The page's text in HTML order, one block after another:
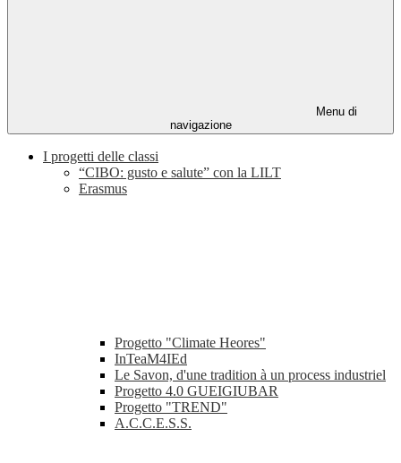
Menu di
navigazione
I progetti delle classi
“CIBO: gusto e salute” con la LILT
Erasmus
Progetto "Climate Heores"
InTeaM4IEd
Le Savon, d'une tradition à un process industriel
Progetto 4.0 GUEIGIUBAR
Progetto "TREND"
A.C.C.E.S.S.